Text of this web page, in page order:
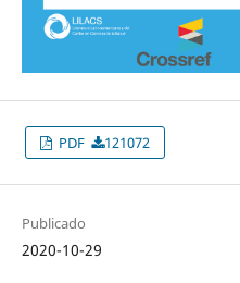
PDF 121072
Publicado
2020-10-29